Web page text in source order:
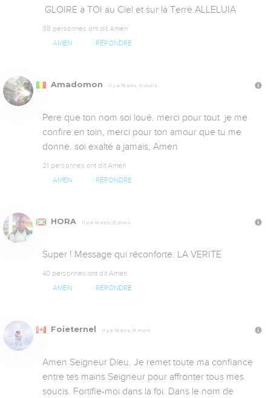
GLOIRE à TOI au Ciel et sur la Terre.ALLELUIA
38 personnes ont dit Amen
AMEN RÉPONDRE
Amadomon Il y a 16 ans, 11 mois
Pere que ton nom soi loué. merci pour tout  je me
confire en toin, merci pour ton amour que tu me
donne. soi exalté a jamais, Amen
21 personnes ont dit Amen
AMEN RÉPONDRE
HORA Il y a 16 ans, 11 mois
Super ! Message qui réconforte. LA VERITE
40 personnes ont dit Amen
AMEN RÉPONDRE
Foieternel Il y a 16 ans, 11 mois
Amen Seigneur Dieu. Je remet toute ma confiance
entre tes mains Seigneur pour affronter tous mes
soucis. Fortifie-moi dans la foi. Dans le nom de